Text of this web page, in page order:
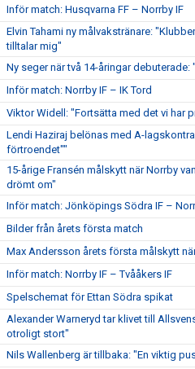
Inför match: Husqvarna FF – Norrby IF
Elvin Tahami ny målvakstränare:
tilltalar mig"
Ny seger när två 14-åringar debuterade:
Inför match: Norrby IF – IK Tord
Viktor Widell: "Fortsätta med det vi har
Lendi Haziraj belönas med A-
förtroendet""
15-årige Fransén målskytt när Norrby
drömt om"
Inför match: Jönköpings Södra IF –
Bilder från årets första match
Max Andersson årets första målskytt
Inför match: Norrby IF – Tvååkers IF
Spelschemat för Ettan Södra spikat
Alexander Warneryd tar klivet till
otroligt stort"
Nils Wallenberg är tillbaka: "En viktig